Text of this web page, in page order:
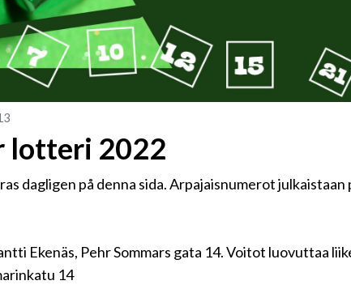
lotteri 2022
dagligen på denna sida. Arpajaisnumerot julkaistaan
Ekenäs, Pehr Sommars gata 14. Voitot luovuttaa
14